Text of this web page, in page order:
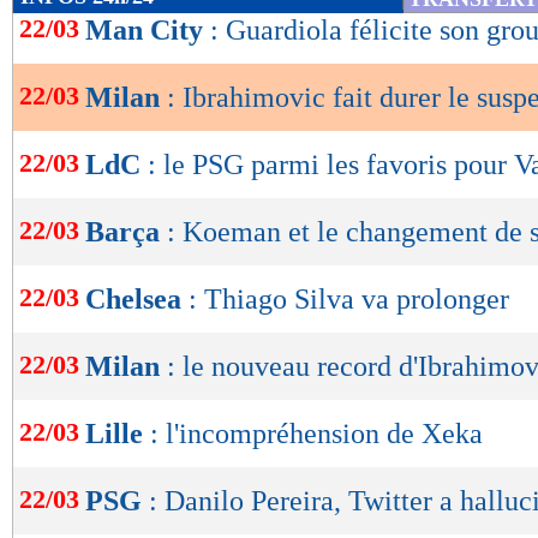
de
OK
22/03 Man City : Guardiola félicite son
22/03 Milan : Ibrahimovic fait durer le
22/03 LdC : le PSG parmi les favoris pour
22/03 Barça : Koeman et le changement de
22/03 Chelsea : Thiago Silva va prolonger
22/03 Milan : le nouveau record
22/03 Lille : l'incompréhension de Xeka
22/03 PSG : Danilo Pereira, Twitter a